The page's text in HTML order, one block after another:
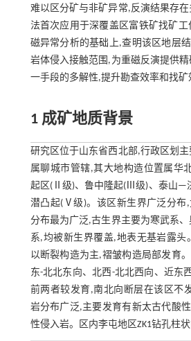
难以区分矿与非矿异常,反演结果存
法首次应用于深覆盖区富铁矿找矿
磁异常分析的基础上,查明该区地层
岩体侵入接触范围,为重磁反演提供
一手段的多解性,提升勘查效率和找矿
1 成矿地质背景
研究区位于山东省西北部,行政区划
属聊城市管辖,其大地构造位置属华
起区(Ⅱ级)、鲁中隆起(Ⅲ级)、泰山—
潜凸起(Ⅴ级)。该区新生界广泛分布
分布最为广泛,古生界主要为寒武系
系,均被新生界覆盖,地表无基岩露头
以断裂构造为主,褶皱构造局部发育
东-北北东向、北西-北北西向、近东
前两者较发育,南北向断层在该区不
岩分布广泛,主要发育有新太古代酸
性侵入岩。区内李屯地区ZK1钻孔柱